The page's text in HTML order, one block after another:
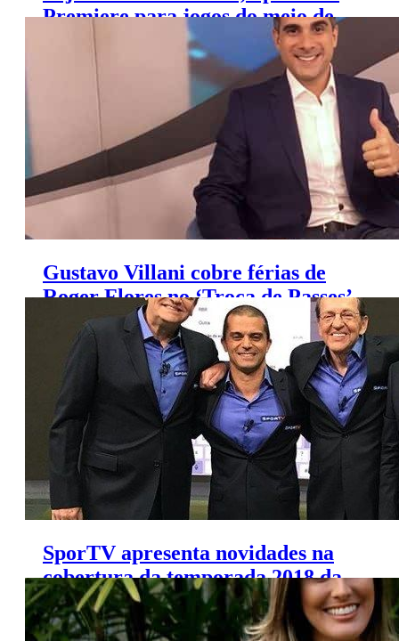
Premiere para jogos do meio de
Gustavo Villani cobre férias de
Roger Flores no ‘Troca de Passes’
do SporTV
SporTV apresenta novidades na
cobertura da temporada 2018 da
Fórmula 1